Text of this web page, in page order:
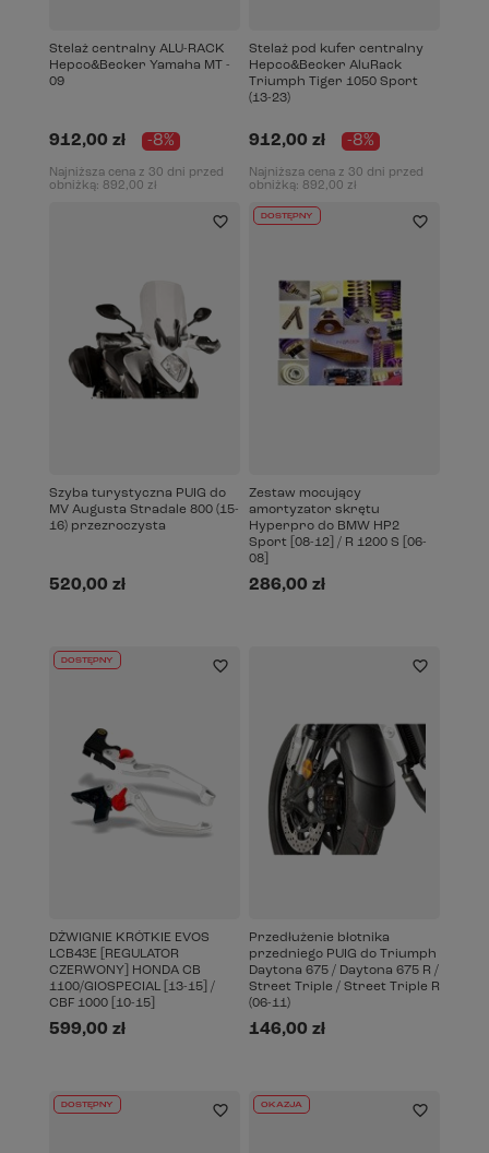
Stelaż centralny ALU-RACK
Hepco&Becker Yamaha MT -
09
912,00 zł -8%
Najniższa cena z 30 dni przed
obniżką: 892,00 zł
Stelaż pod kufer centralny
Hepco&Becker AluRack
Triumph Tiger 1050 Sport
(13-23)
912,00 zł -8%
Najniższa cena z 30 dni przed
obniżką: 892,00 zł
Szyba turystyczna PUIG do
MV Augusta Stradale 800 (15-
16) przezroczysta
520,00 zł
DOSTĘPNY
Zestaw mocujący
amortyzator skrętu
Hyperpro do BMW HP2
Sport [08-12] / R 1200 S [06-
08]
286,00 zł
DOSTĘPNY
DŹWIGNIE KRÓTKIE EVOS
LCB43E [REGULATOR
CZERWONY] HONDA CB
1100/GIOSPECIAL [13-15] /
CBF 1000 [10-15]
599,00 zł
Przedłużenie błotnika
przedniego PUIG do Triumph
Daytona 675 / Daytona 675 R /
Street Triple / Street Triple R
(06-11)
146,00 zł
DOSTĘPNY OKAZJA